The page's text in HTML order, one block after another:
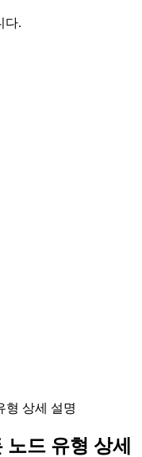
다.
형 상세 설명
드 유형 상세